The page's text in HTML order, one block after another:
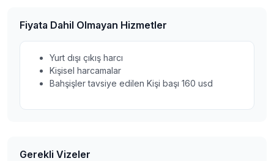
Fiyata Dahil Olmayan Hizmetler
Yurt dışı çıkış harcı
Kişisel harcamalar
Bahşişler tavsiye edilen Kişi başı 160 usd
Gerekli Vizeler